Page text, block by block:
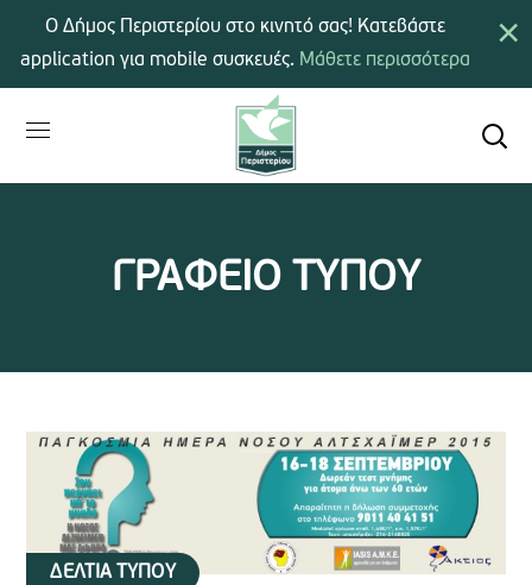
ΓΡΑΦΕΙΟ ΤΥΠΟΥ
ΔΕΛΤΙΑ ΤΥΠΟΥ
×
Ο Δήμος Περιστερίου στο κινητό σας! Κατεβάστε
application για mobile συσκευές. Μάθετε περισσότερα